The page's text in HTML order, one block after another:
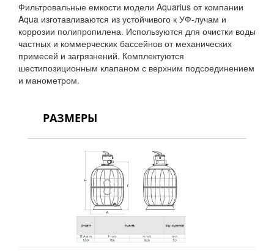
Фильтровальные емкости модели Aquarius от компании
Aqua изготавливаются из устойчивого к УФ-лучам и
коррозии полипропилена. Используются для очистки воды
частных и коммерческих бассейнов от механических
примесей и загрязнений. Комплектуются
шестипозиционным клапаном с верхним подсоединением
и манометром.
РАЗМЕРЫ